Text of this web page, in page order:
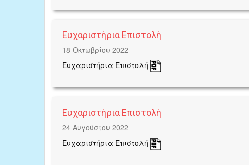
Ευχαριστήρια Επιστολή
18 Οκτωβρίου 2022
Ευχαριστήρια Επιστολή
Ευχαριστήρια Επιστολή
24 Αυγούστου 2022
Ευχαριστήρια Επιστολή